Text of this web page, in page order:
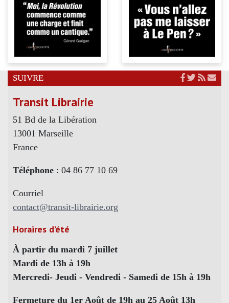
SUIVRE
Transit Librairie
51 Bd de la Libération
13001 Marseille
France
Téléphone : 04 86 77 10 69
Courriel
contact@transit-librairie.org
Horaires d’été
À partir du mardi 7 juillet
Mardi de 13h à 19h
Mercredi- Jeudi - Vendredi - Samedi de 15h à 19h
Fermeture du 1er Août de 19h au 25 Août 13h